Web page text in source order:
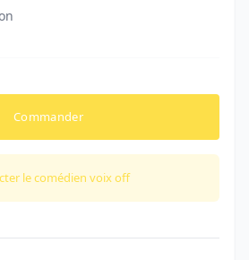
Commander
le comédien voix off